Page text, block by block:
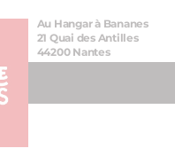
Au Hangar à Bananes
21 Quai des Antilles
44200 Nantes